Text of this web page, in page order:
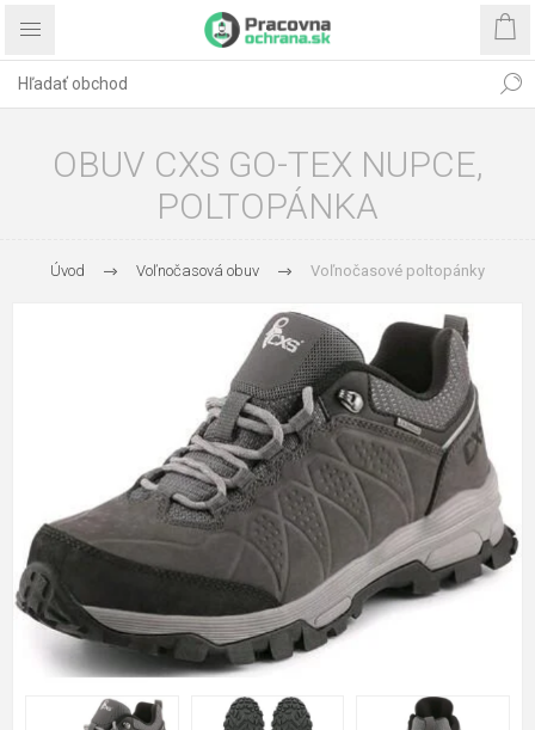
OBUV CXS GO-TEX NUPCE,
POLTOPÁNKA
Úvod Voľnočasová obuv Voľnočasové poltopánky